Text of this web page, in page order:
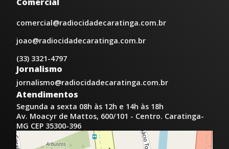
comercial@radiocidadecaratinga.com.br
joao@radiocidadecaratinga.com.br
(33) 3321-4797
Jornalismo
jornalismo@radiocidadecaratinga.com.br
Atendimentos
Segunda a sexta 08h às 12h e 14h às 18h
Av. Moacyr de Mattos, 600/101 - Centro. Caratinga-
MG CEP 35300-396